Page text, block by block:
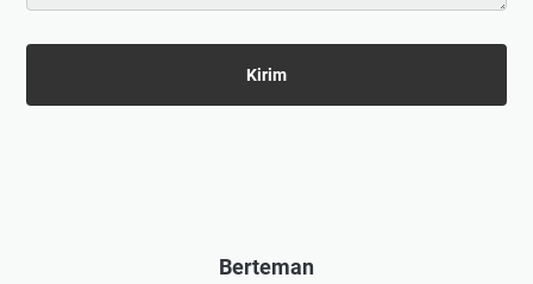
Berteman